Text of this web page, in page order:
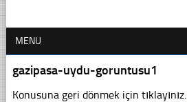
MENU
gazipasa-uydu-goruntusu1
Konusuna geri dönmek için tıklayınız.